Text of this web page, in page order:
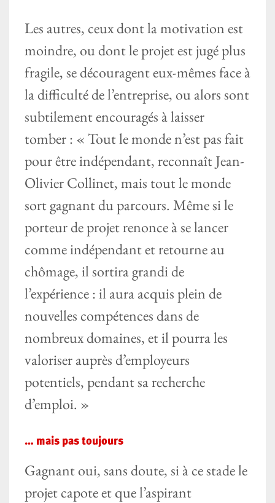
Les autres, ceux dont la motivation est
moindre, ou dont le projet est jugé plus
fragile, se découragent eux-mêmes face à
la difficulté de l’entreprise, ou alors sont
subtilement encouragés à laisser
tomber : « Tout le monde n’est pas fait
pour être indépendant, reconnaît Jean-
Olivier Collinet, mais tout le monde
sort gagnant du parcours. Même si le
porteur de projet renonce à se lancer
comme indépendant et retourne au
chômage, il sortira grandi de
l’expérience : il aura acquis plein de
nouvelles compétences dans de
nombreux domaines, et il pourra les
valoriser auprès d’employeurs
potentiels, pendant sa recherche
d’emploi. »
… mais pas toujours
Gagnant oui, sans doute, si à ce stade le
projet capote et que l’aspirant